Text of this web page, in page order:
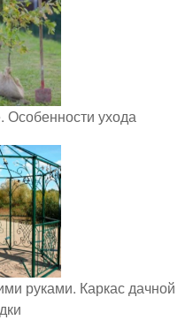
Особенности ухода
руками. Каркас дачной